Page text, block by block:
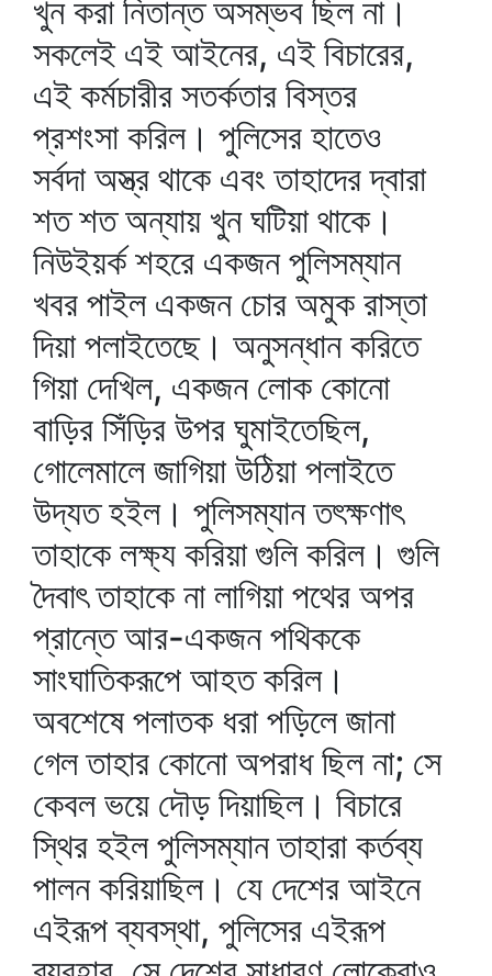
খুন করা নিতান্ত অসম্ভব ছিল না।
সকলেই এই আইনের, এই বিচারের,
এই কর্মচারীর সতর্কতার বিস্তর
প্রশংসা করিল। পুলিসের হাতেও
সর্বদা অস্ত্র থাকে এবং তাহাদের দ্বারা
শত শত অন্যায় খুন ঘটিয়া থাকে।
নিউইয়র্ক শহরে একজন পুলিসম্যান
খবর পাইল একজন চোর অমুক রাস্তা
দিয়া পলাইতেছে। অনুসন্ধান করিতে
গিয়া দেখিল, একজন লোক কোনো
বাড়ির সিঁড়ির উপর ঘুমাইতেছিল,
গোলেমালে জাগিয়া উঠিয়া পলাইতে
উদ্যত হইল। পুলিসম্যান তৎক্ষণাৎ
তাহাকে লক্ষ্য করিয়া গুলি করিল। গুলি
দৈবাৎ তাহাকে না লাগিয়া পথের অপর
প্রান্তে আর-একজন পথিককে
সাংঘাতিকরূপে আহত করিল।
অবশেষে পলাতক ধরা পড়িলে জানা
গেল তাহার কোনো অপরাধ ছিল না; সে
কেবল ভয়ে দৌড় দিয়াছিল। বিচারে
স্থির হইল পুলিসম্যান তাহারা কর্তব্য
পালন করিয়াছিল। যে দেশের আইনে
এইরূপ ব্যবস্থা, পুলিসের এইরূপ